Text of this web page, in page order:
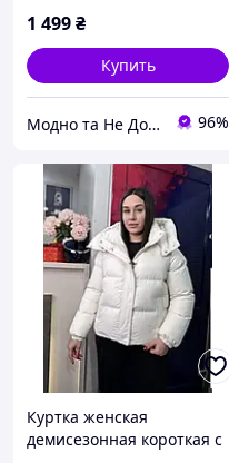
1 499₴
Купить
Модно та Не Дорого 96%
Куртка женская
демисезонная короткая с